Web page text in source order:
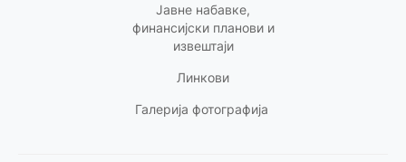
Јавне набавке,
финансијски планови и
извештаји
Линкови
Галерија фотографија